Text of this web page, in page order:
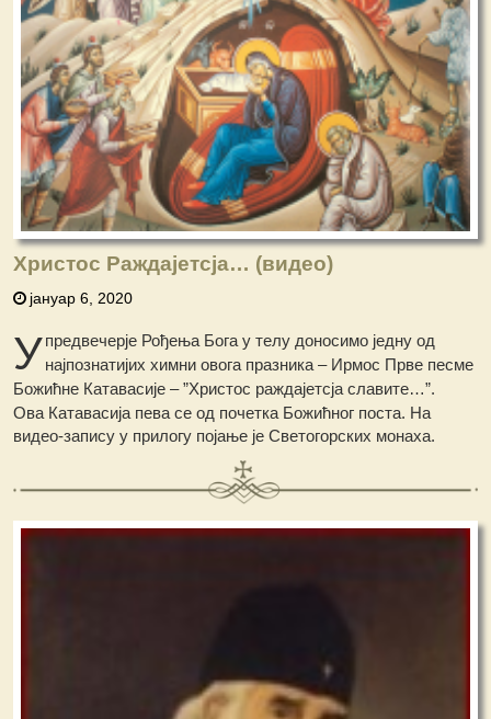
Христос Раждајетсја… (видео)
јануар 6, 2020
Упредвечерје Рођења Бога у телу доносимо једну од
најпознатијих химни овога празника – Ирмос Прве песме
Божићне Катавасије – ”Христос раждајетсја славите…”.
Ова Катавасија пева се од почетка Божићног поста. На
видео-запису у прилогу појање је Светогорских монаха.